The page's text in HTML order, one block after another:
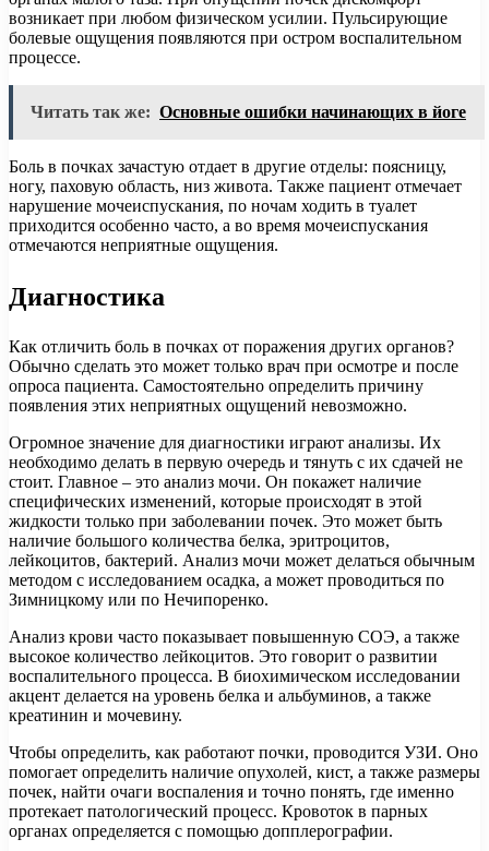
возникает при любом физическом усилии. Пульсирующие
болевые ощущения появляются при остром воспалительном
процессе.
Читать так же: Основные ошибки начинающих в йоге
Боль в почках зачастую отдает в другие отделы: поясницу,
ногу, паховую область, низ живота. Также пациент отмечает
нарушение мочеиспускания, по ночам ходить в туалет
приходится особенно часто, а во время мочеиспускания
отмечаются неприятные ощущения.
Диагностика
Как отличить боль в почках от поражения других органов?
Обычно сделать это может только врач при осмотре и после
опроса пациента. Самостоятельно определить причину
появления этих неприятных ощущений невозможно.
Огромное значение для диагностики играют анализы. Их
необходимо делать в первую очередь и тянуть с их сдачей не
стоит. Главное – это анализ мочи. Он покажет наличие
специфических изменений, которые происходят в этой
жидкости только при заболевании почек. Это может быть
наличие большого количества белка, эритроцитов,
лейкоцитов, бактерий. Анализ мочи может делаться обычным
методом с исследованием осадка, а может проводиться по
Зимницкому или по Нечипоренко.
Анализ крови часто показывает повышенную СОЭ, а также
высокое количество лейкоцитов. Это говорит о развитии
воспалительного процесса. В биохимическом исследовании
акцент делается на уровень белка и альбуминов, а также
креатинин и мочевину.
Чтобы определить, как работают почки, проводится УЗИ. Оно
помогает определить наличие опухолей, кист, а также размеры
почек, найти очаги воспаления и точно понять, где именно
протекает патологический процесс. Кровоток в парных
органах определяется с помощью допплерографии.